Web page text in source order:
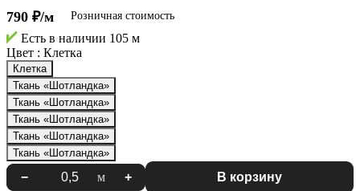
790 ₽/м Розничная стоимость
Есть в наличии 105 м
Цвет : Клетка
Клетка
Ткань «Шотландка»
Ткань «Шотландка»
Ткань «Шотландка»
Ткань «Шотландка»
Ткань «Шотландка»
− м + В корзину